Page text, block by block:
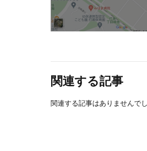
関連する記事
関連する記事はありませんでし